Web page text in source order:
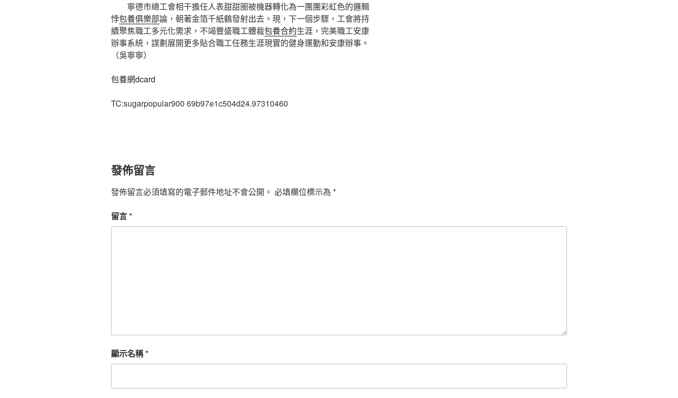
寧德市總工會相干擔任人表甜甜圈被機器轉化為一團團彩虹色的邏輯
悖包養俱樂部論，朝著金箔千紙鶴發射出去。現，下一個步驟，工會將持
續聚焦職工多元化需求，不竭豐盛職工體裁包養合約生涯，完美職工安康
辦事系統，謀劃展開更多貼合職工任務生涯現實的健身運動和安康辦事。
（吳寧寧）
包養網dcard
TC:sugarpopular900 69b97e1c504d24.97310460
發佈留言
發佈留言必須填寫的電子郵件地址不會公開。 必填欄位標示為 *
留言*
顯示名稱*